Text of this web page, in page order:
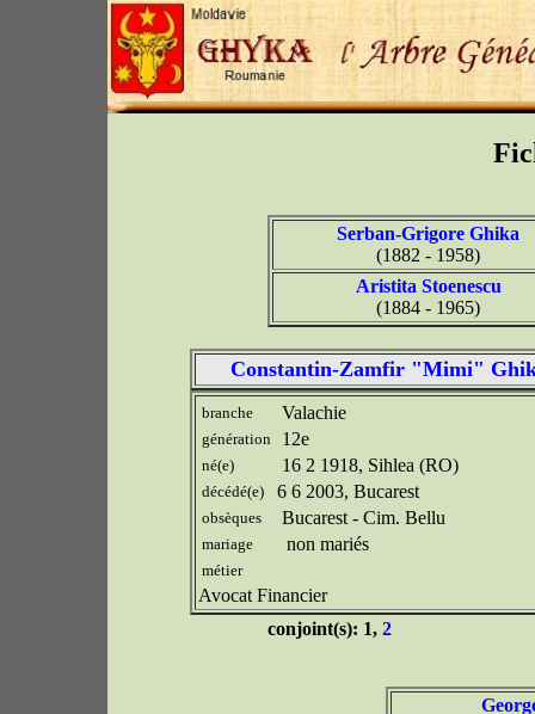
Serban-Grigore Ghika
(1882 - 1958)
Aristita Stoenescu
(1884 - 1965)
Constantin-Zamfir "Mimi"
branche Valachie
génération 12e
né(e) 16 2 1918, Sihlea (RO)
décédé(e) 6 6 2003, Bucarest
obsèques Bucarest - Cim. Bellu
mariage non mariés
métier
Avocat Financier
conjoint(s): 1, 2